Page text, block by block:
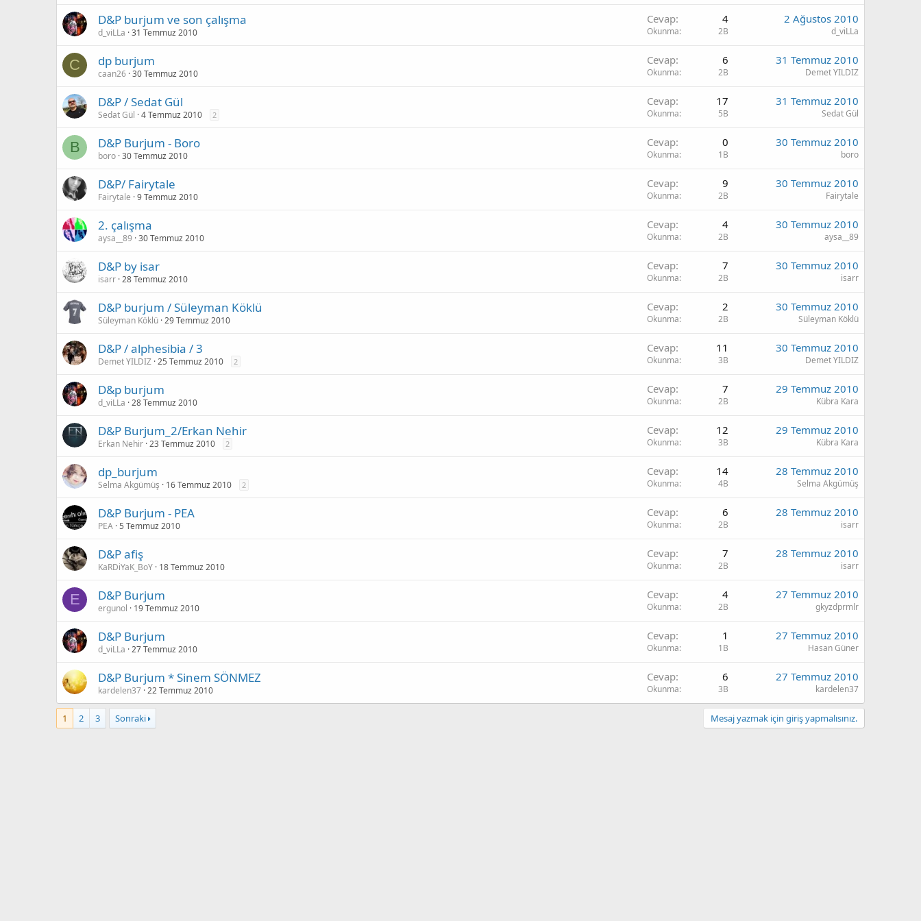
D&P burjum ve son çalışma
d_viLLa 31 Temmuz 2010
Cevap 4
Okunma 2B
2 Ağustos 2010
d_viLLa
C dp burjum
caan26 30 Temmuz 2010
Cevap 6
Okunma 2B
31 Temmuz 2010
Demet YILDIZ
D&P / Sedat Gül
Sedat Gül 4 Temmuz 2010 2
Cevap 17
Okunma 5B
31 Temmuz 2010
Sedat Gül
B D&P Burjum - Boro
boro 30 Temmuz 2010
Cevap 0
Okunma 1B
30 Temmuz 2010
boro
D&P/ Fairytale
Fairytale 9 Temmuz 2010
Cevap 9
Okunma 2B
30 Temmuz 2010
Fairytale
2. çalışma
aysa__89 30 Temmuz 2010
Cevap 4
Okunma 2B
30 Temmuz 2010
aysa__89
D&P by isar
isarr 28 Temmuz 2010
Cevap 7
Okunma 2B
30 Temmuz 2010
isarr
D&P burjum / Süleyman Köklü
Süleyman Köklü 29 Temmuz 2010
Cevap 2
Okunma 2B
30 Temmuz 2010
Süleyman Köklü
D&P / alphesibia / 3
Demet YILDIZ 25 Temmuz 2010 2
Cevap 11
Okunma 3B
30 Temmuz 2010
Demet YILDIZ
D&p burjum
d_viLLa 28 Temmuz 2010
Cevap 7
Okunma 2B
29 Temmuz 2010
Kübra Kara
D&P Burjum_2/Erkan Nehir
Erkan Nehir 23 Temmuz 2010 2
Cevap 12
Okunma 3B
29 Temmuz 2010
Kübra Kara
dp_burjum
Selma Akgümüş 16 Temmuz 2010 2
Cevap 14
Okunma 4B
28 Temmuz 2010
Selma Akgümüş
D&P Burjum - PEA
PEA 5 Temmuz 2010
Cevap 6
Okunma 2B
28 Temmuz 2010
isarr
D&P afiş
KaRDiYaK_BoY 18 Temmuz 2010
Cevap 7
Okunma 2B
28 Temmuz 2010
isarr
E D&P Burjum
ergunol 19 Temmuz 2010
Cevap 4
Okunma 2B
27 Temmuz 2010
gkyzdprmlr
D&P Burjum
d_viLLa 27 Temmuz 2010
Cevap 1
Okunma 1B
27 Temmuz 2010
Hasan Güner
D&P Burjum * Sinem SÖNMEZ
kardelen37 22 Temmuz 2010
Cevap 6
Okunma 3B
27 Temmuz 2010
kardelen37
1 2 3 Sonraki Mesaj yazmak için giriş yapmalısınız.